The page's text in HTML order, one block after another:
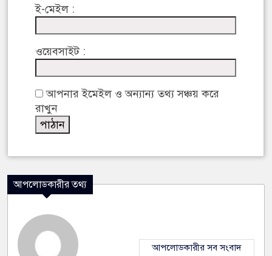
ই-মেইল :
ওয়েবসাইট :
আপনার ইমেইল ও অন্যান্য তথ্য সঞ্চয় করে
রাখুন
আপলোডকারীর তথ্য
আপলোডকারীর সব সংবাদ